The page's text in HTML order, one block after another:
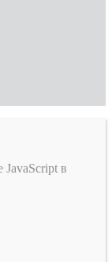
в